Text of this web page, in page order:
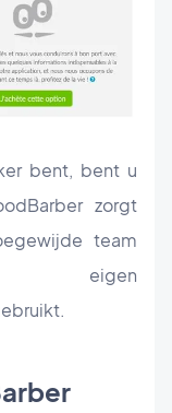
bent, bent u
zorgt
team
eigen